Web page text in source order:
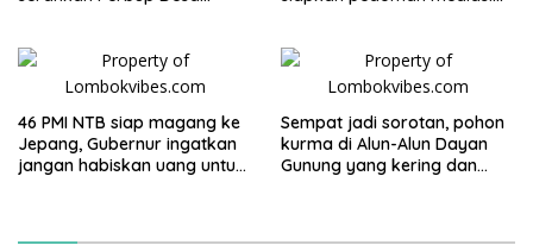
46 PMI NTB siap magang ke
Jepang, Gubernur ingatkan
jangan habiskan uang untuk
Sempat jadi sorotan, pohon
kurma di Alun-Alun Dayan
Gunung yang kering dan